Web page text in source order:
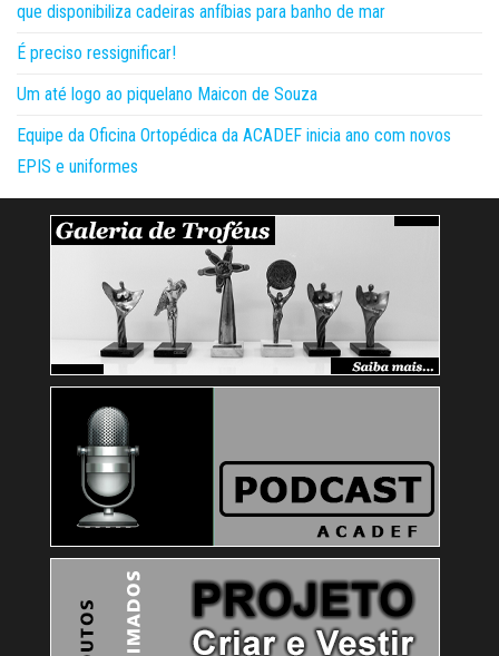
que disponibiliza cadeiras anfíbias para banho de mar
É preciso ressignificar!
Um até logo ao piquelano Maicon de Souza
Equipe da Oficina Ortopédica da ACADEF inicia ano com novos
EPIS e uniformes